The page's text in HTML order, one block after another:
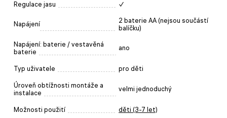
Regulace jasu ✓
Napájení
2 baterie AA (nejsou součástí
balíčku)
Napájení: baterie / vestavěná
baterie
ano
Typ uživatele pro děti
Úroveň obtížnosti montáže a
instalace
velmi jednoduchý
Možnosti použití děti (3-7 let)